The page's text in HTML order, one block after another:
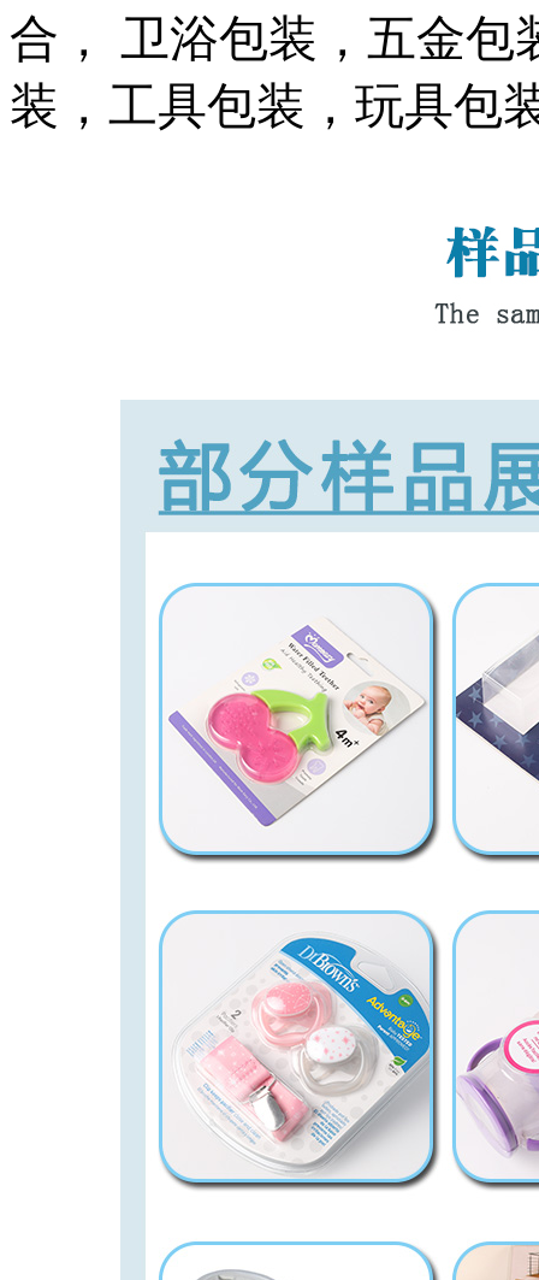
合， 卫浴包装，五金
装，工具包装，玩具包